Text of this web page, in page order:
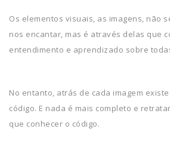
Os elementos visuais, as imagens, não
nos encantar, mas é através delas que
entendimento e aprendizado sobre
No entanto, atrás de cada imagem
código. E nada é mais completo e
que conhecer o código.